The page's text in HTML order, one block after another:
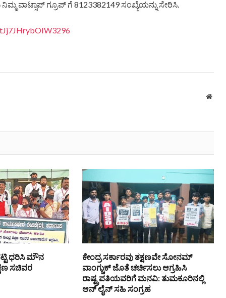
ವಾಟ್ಸಾಪ್ ಗ್ರೂಪ್ ಗೆ 8123382149 ಸಂಖ್ಯೆಯನ್ನು ಸೇರಿಸಿ.
ಧರಿಸಿ ಮೌನ
ಸಚಿವರ
ಕೇಂದ್ರ ಸರ್ಕಾರವು ತಕ್ಷಣವೇ ಸೋನಮ್
ವಾಂಗ್ಚುಕ್ ಜೊತೆ ಚರ್ಚಿಸಲು ಆಗ್ರಹಿಸಿ
ರಾಷ್ಟ್ರಪತಿಯವರಿಗೆ ಮನವಿ: ತುಮಕೂರಿನಲ್ಲಿ
ಆನ್‌ ಲೈನ್ ಸಹಿ ಸಂಗ್ರಹ